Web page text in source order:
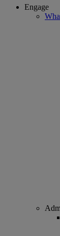
Engage